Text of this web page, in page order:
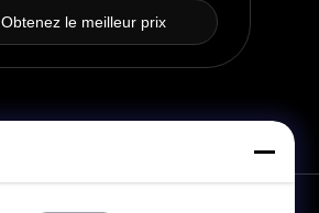
Obtenez le meilleur prix